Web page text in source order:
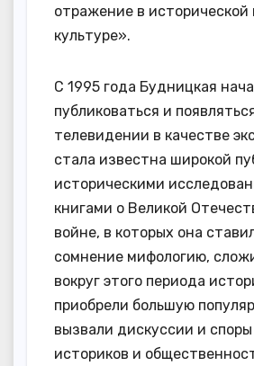
отражение в исторической
культуре».
С 1995 года Будницкая
публиковаться и
телевидении в качестве
стала известна широкой
историческими
книгами о Великой
войне, в которых она
сомнение мифологию,
вокруг этого периода
приобрели большую
вызвали дискуссии и
историков и